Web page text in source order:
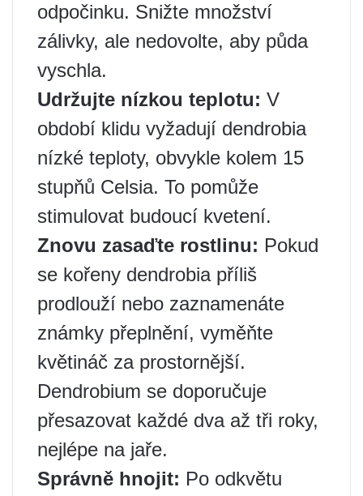
odpočinku. Snižte množství
zálivky, ale nedovolte, aby půda
vyschla.
Udržujte nízkou teplotu: V
období klidu vyžadují dendrobia
nízké teploty, obvykle kolem 15
stupňů Celsia. To pomůže
stimulovat budoucí kvetení.
Znovu zasaďte rostlinu: Pokud
se kořeny dendrobia příliš
prodlouží nebo zaznamenáte
známky přeplnění, vyměňte
květináč za prostornější.
Dendrobium se doporučuje
přesazovat každé dva až tři roky,
nejlépe na jaře.
Správně hnojit: Po odkvětu